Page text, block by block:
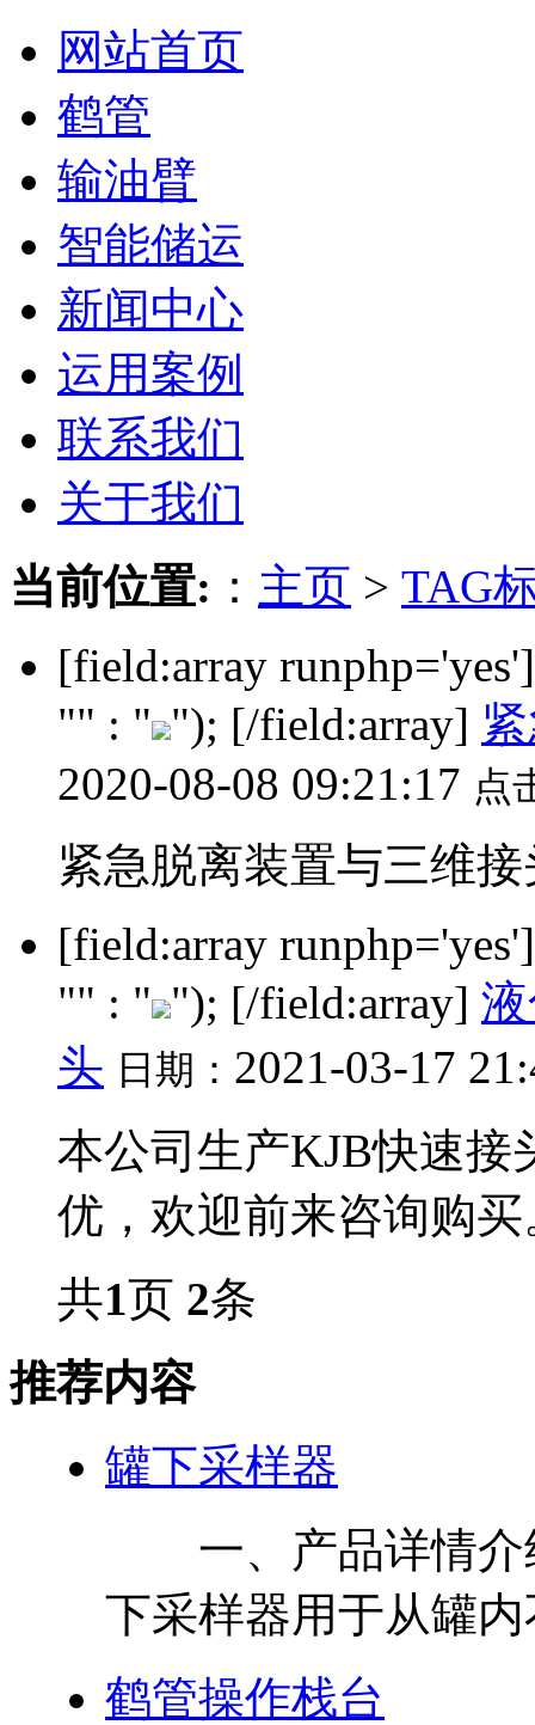
网站首页
鹤管
输油臂
智能储运
新闻中心
运用案例
联系我们
关于我们
当前位置: ： 主页 > TAG
[field:array
"" : " "); [/field:array]
2020-08-08 09:21:17 点
紧急脱离装置与三维接
[field:array
"" : " "); [/field:array]
头 日期： 2021-03-17
本公司生产KJB快速接
优，欢迎前来咨询购买
共1页 2条
推荐内容
罐下采样器
一、产品详情
下采样器用于从罐
鹤管操作栈台